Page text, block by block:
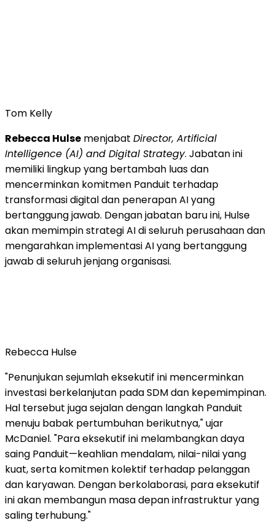
Tom Kelly
Rebecca Hulse menjabat Director, Artificial
Intelligence (AI) and Digital Strategy. Jabatan ini
memiliki lingkup yang bertambah luas dan
mencerminkan komitmen Panduit terhadap
transformasi digital dan penerapan AI yang
bertanggung jawab. Dengan jabatan baru ini, Hulse
akan memimpin strategiAI diseluruh perusahaan dan
mengarahkan implementasi AI yang bertanggung
jawab di seluruh jenjang organisasi.
Rebecca Hulse
"Penunjukan sejumlah eksekutif ini mencerminkan
investasi berkelanjutan pada SDM dan kepemimpinan.
Hal tersebut juga sejalan dengan langkah Panduit
menuju babak pertumbuhan berikutnya," ujar
McDaniel. "Para eksekutif ini melambangkan daya
saing Panduit—keahlian mendalam, nilai-nilai yang
kuat, serta komitmen kolektif terhadap pelanggan
dan karyawan. Dengan berkolaborasi, para eksekutif
ini akan membangun masa depan infrastruktur yang
saling terhubung."